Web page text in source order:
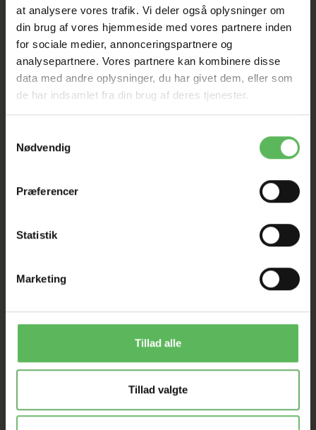
at analysere vores trafik. Vi deler også oplysninger om
din brug af vores hjemmeside med vores partnere inden
for sociale medier, annonceringspartnere og
analysepartnere. Vores partnere kan kombinere disse
data med andre oplysninger, du har givet dem, eller som
de har indsamlet fra din brug af deres tjenester.
Nødvendig
Præferencer
Statistik
Marketing
Tillad alle
Tillad valgte
HELE WEBSHOPPEN ER
SAT NED
Tilbud GÆLDER IKKE
I FYSISK BUTIKKERE
-22% -22%